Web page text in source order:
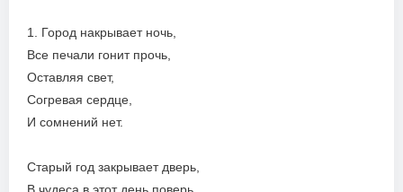
1. Город накрывает ночь,
Все печали гонит прочь,
Оставляя свет,
Согревая сердце,
И сомнений нет.
Старый год закрывает дверь,